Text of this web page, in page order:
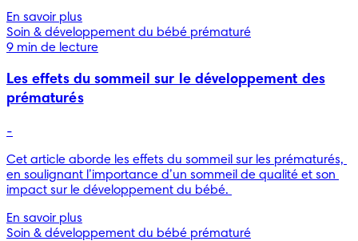
En savoir plus
Soin & développement du bébé prématuré
9 min de lecture
Les effets du sommeil sur le développement des
prématurés
-
Cet article aborde les effets du sommeil sur les prématurés,
en soulignant l’importance d’un sommeil de qualité et son
impact sur le développement du bébé.
En savoir plus
Soin & développement du bébé prématuré